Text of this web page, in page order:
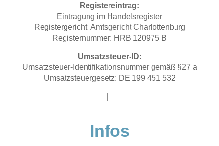
Registereintrag:
Eintragung im Handelsregister
Registergericht: Amtsgericht Charlottenburg
Registernummer: HRB 120975 B
Umsatzsteuer-ID:
Umsatzsteuer-Identifikationsnummer gemäß §27 a
Umsatzsteuergesetz: DE 199 451 532
Infos